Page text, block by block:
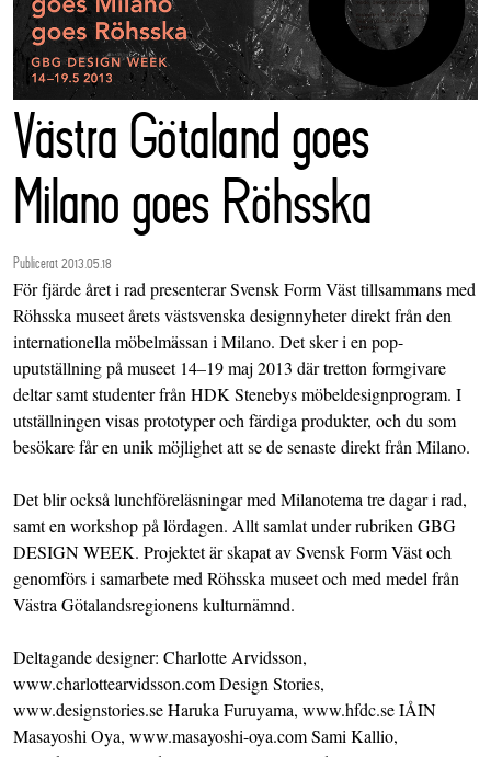
Västra Götaland goes
Milano goes Röhsska
Publicerat 2013.05.18
För fjärde året i rad presenterar Svensk Form Väst tillsammans med
Röhsska museet årets västsvenska designnyheter direkt från den
internationella möbelmässan i Milano. Det sker i en pop-
uputställning på museet 14–19 maj 2013 där tretton formgivare
deltar samt studenter från HDK Stenebys möbeldesignprogram. I
utställningen visas prototyper och färdiga produkter, och du som
besökare får en unik möjlighet att se de senaste direkt från Milano.
Det blir också lunchföreläsningar med Milanotema tre dagar i rad,
samt en workshop på lördagen. Allt samlat under rubriken GBG
DESIGN WEEK. Projektet är skapat av Svensk Form Väst och
genomförs i samarbete med Röhsska museet och med medel från
Västra Götalandsregionens kulturnämnd.
Deltagande designer: Charlotte Arvidsson,
www.charlottearvidsson.com Design Stories,
www.designstories.se Haruka Furuyama, www.hfdc.se IÅIN
Masayoshi Oya, www.masayoshi-oya.com Sami Kallio,